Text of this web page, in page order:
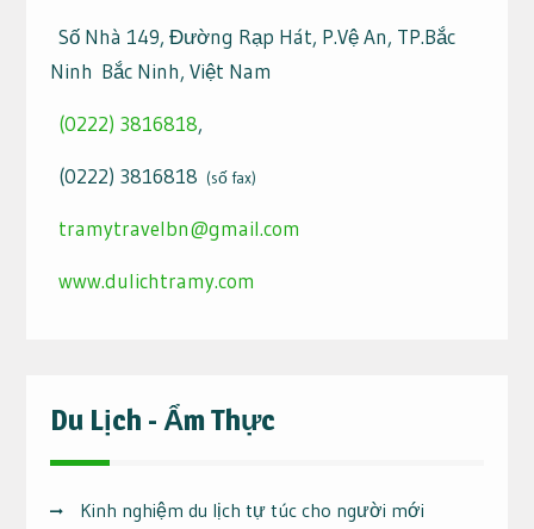
Số Nhà 149, Đường Rạp Hát, P.Vệ An, TP.Bắc
Ninh Bắc Ninh, Việt Nam
(0222) 3816818,
(0222) 3816818 (số fax)
tramytravelbn@gmail.com
www.dulichtramy.com
Du Lịch - Ẩm Thực
Kinh nghiệm du lịch tự túc cho người mới